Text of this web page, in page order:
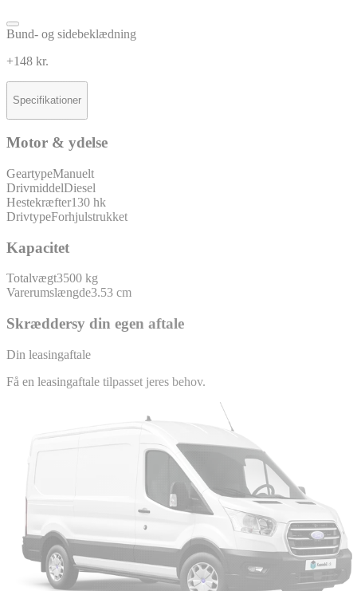
Bund- og sidebeklædning
+148 kr.
Specifikationer
Motor & ydelse
GeartypeManuelt
DrivmiddelDiesel
Hestekræfter130 hk
DrivtypeForhjulstrukket
Kapacitet
Totalvægt3500 kg
Varerumslængde3.53 cm
Skræddersy din egen aftale
Din leasingaftale
Få en leasingaftale tilpasset jeres behov.